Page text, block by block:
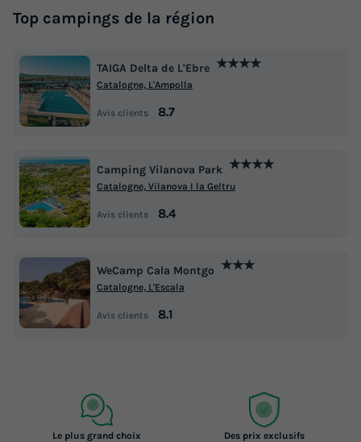
Top campings de la région
TAIGA Delta de L'Ebre ★★★★
Catalogne, L'Ampolla
Avis clients 8.7
Camping Vilanova Park ★★★★
Catalogne, Vilanova I la Geltru
Avis clients 8.4
WeCamp Cala Montgo ★★★
Catalogne, L'Escala
Avis clients 8.1
Le plus grand choix
Des prix exclusifs